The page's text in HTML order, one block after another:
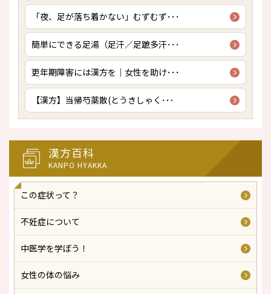
「夜、足が落ち着かない」むずむず･･･
簡単にできる足湯（足汗／足蹠多汗･･･
更年期障害には漢方を｜女性を助け･･･
【漢方】当帰芍薬散(とうきしゃく･･･
漢方百科
KANPO HYAKKA
この症状って？
不妊症について
中医学を学ぼう！
女性の体の悩み